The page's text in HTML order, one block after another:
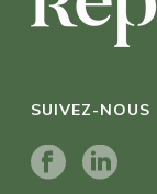
SUIVEZ-NOUS